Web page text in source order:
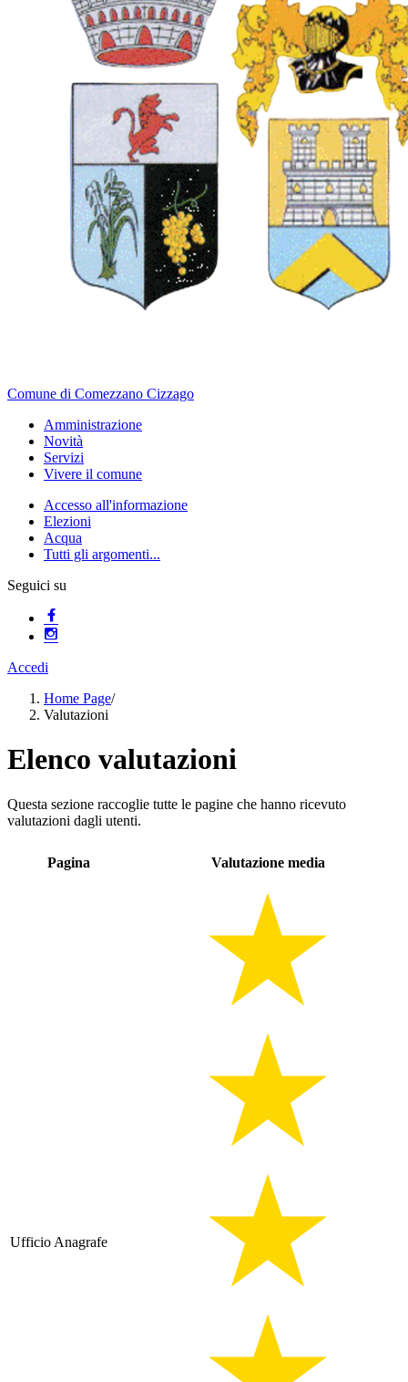
Comune di Comezzano Cizzago
Amministrazione
Novità
Servizi
Vivere il comune
Accesso all'informazione
Elezioni
Acqua
Tutti gli argomenti...
Seguici su
Accedi
Home Page/
Valutazioni
Elenco valutazioni
Questa sezione raccoglie tutte le pagine che hanno ricevuto
valutazioni dagli utenti.
Pagina Valutazione media
Ufficio Anagrafe